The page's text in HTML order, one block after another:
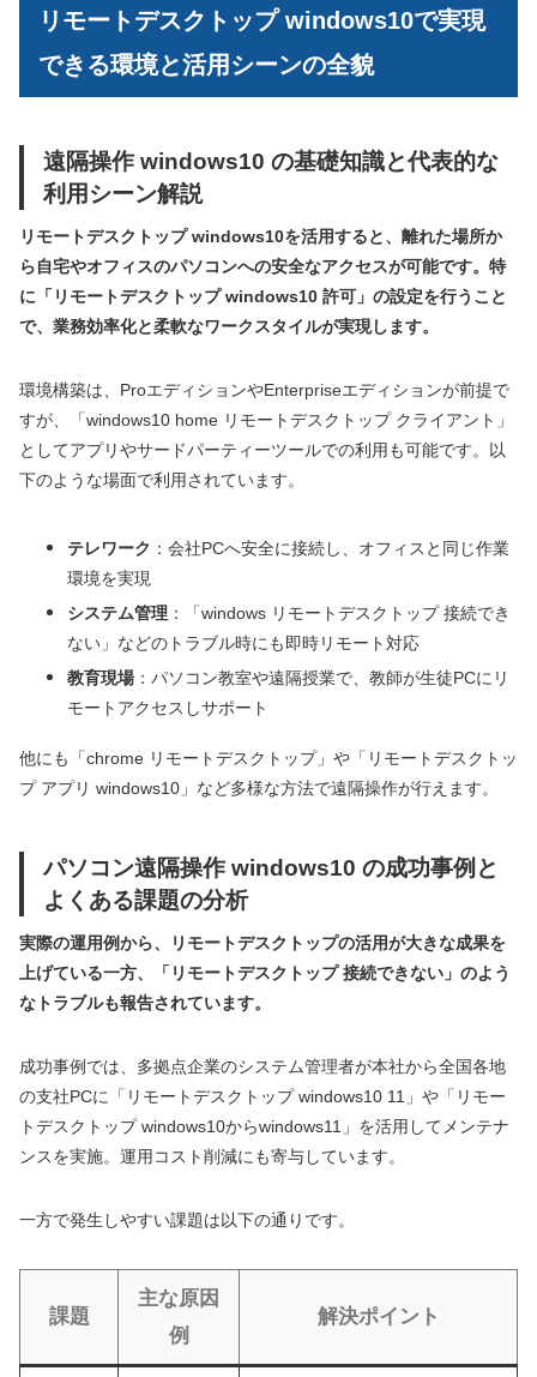
リモートデスクトップ windows10で実現
できる環境と活用シーンの全貌
遠隔操作 windows10 の基礎知識と代表的な
利用シーン解説
リモートデスクトップ windows10を活用すると、離れた場所か
ら自宅やオフィスのパソコンへの安全なアクセスが可能です。特
に「リモートデスクトップ windows10 許可」の設定を行うこと
で、業務効率化と柔軟なワークスタイルが実現します。
環境構築は、ProエディションやEnterpriseエディションが前提で
すが、「windows10 home リモートデスクトップ クライアント」
としてアプリやサードパーティーツールでの利用も可能です。以
下のような場面で利用されています。
テレワーク ：会社PCへ安全に接続し、オフィスと同じ作業
環境を実現
システム管理 ：「windows リモートデスクトップ 接続でき
ない」などのトラブル時にも即時リモート対応
教育現場：パソコン教室や遠隔授業で、教師が生徒PCにリ
モートアクセスしサポート
他にも「chrome リモートデスクトップ」や「リモートデスクトッ
プ アプリ windows10」など多様な方法で遠隔操作が行えます。
パソコン遠隔操作 windows10 の成功事例と
よくある課題の分析
実際の運用例から、リモートデスクトップの活用が大きな成果を
上げている一方、「リモートデスクトップ 接続できない」のよう
なトラブルも報告されています。
成功事例では、多拠点企業のシステム管理者が本社から全国各地
の支社PCに「リモートデスクトップ windows10 11」や「リモー
トデスクトップ windows10からwindows11」を活用してメンテナ
ンスを実施。運用コスト削減にも寄与しています。
一方で発生しやすい課題は以下の通りです。
課題
主な原因
例
解決ポイント